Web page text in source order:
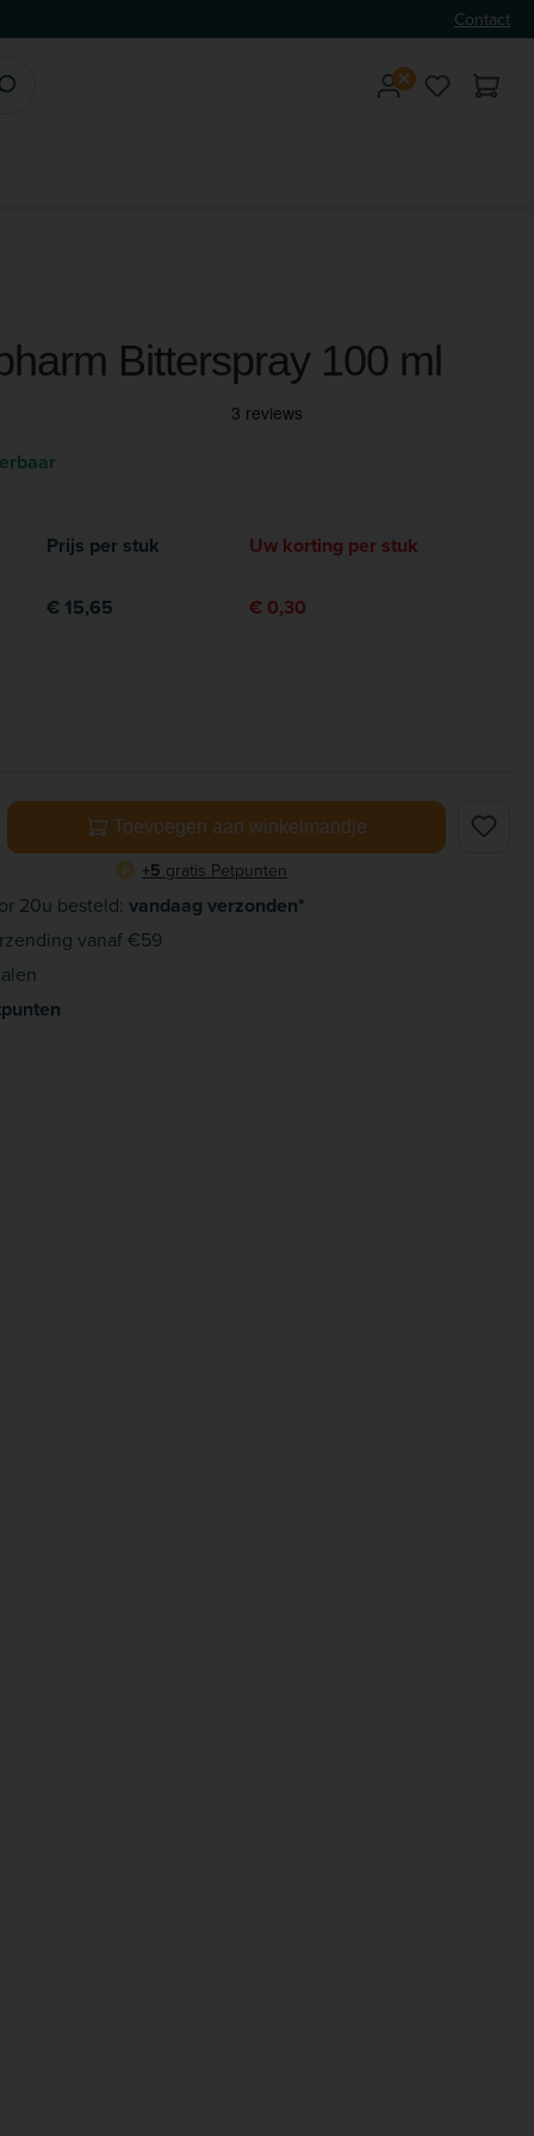
Contact
Je hebt
Bitterspray 100 ml
Prijs per stuk Uw korting per stuk
€ 15,65 € 0,30
Voer de gewenste hoeveelheid in of gebruik de
Toevoegen aan winkelmandje
P +5 gratis Petpunten
20u besteld: vandaag verzonden*
vanaf €59